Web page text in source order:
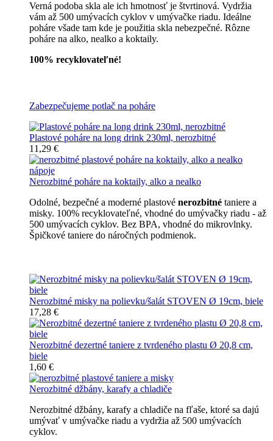
Verná podoba skla ale ich hmotnosť je štvrtinová. Vydržia
vám až 500 umývacích cyklov v umývačke riadu. Ideálne
poháre všade tam kde je použitia skla nebezpečné. Rôzne
poháre na alko, nealko a koktaily.
100% recyklovateľné!
Zabezpečujeme potlač na poháre
Plastové poháre na long drink 230ml, nerozbitné
11,29 €
Nerozbitné poháre na koktaily, alko a nealko
Odolné, bezpečné a moderné plastové nerozbitné taniere a
misky. 100% recyklovateľné, vhodné do umývačky riadu - až
500 umývacích cyklov. Bez BPA, vhodné do mikrovlnky.
Špičkové taniere do náročných podmienok.
Nerozbitné misky na polievku/šalát STOVEN Ø 19cm, biele
17,28 €
Nerozbitné dezertné taniere z tvrdeného plastu Ø 20,8 cm,
biele
1,60 €
Nerozbitné džbány, karafy a chladiče
Nerozbitné džbány, karafy a chladiče na fľaše, ktoré sa dajú
umývať v umývačke riadu a vydržia až 500 umývacích
cyklov.